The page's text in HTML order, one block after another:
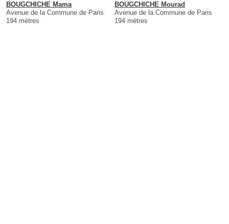
BOUGCHICHE Mama
Avenue de la Commune de Paris
194 mètres
BOUGCHICHE Mourad
Avenue de la Commune de Paris
194 mètres